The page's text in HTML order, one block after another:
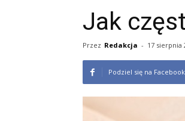
Jak
Przez Redakcja - 17 sierpnia
Podziel się na